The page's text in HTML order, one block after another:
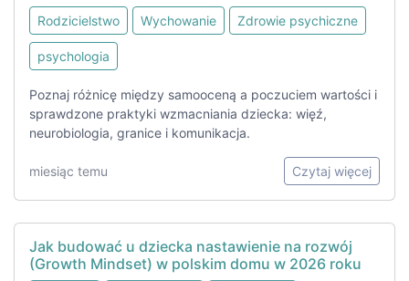
Rodzicielstwo Wychowanie Zdrowie psychiczne
psychologia
Poznaj różnicę między samooceną a poczuciem wartości i
sprawdzone praktyki wzmacniania dziecka: więź,
neurobiologia, granice i komunikacja.
miesiąc temu Czytaj więcej
Jak budować u dziecka nastawienie na rozwój
(Growth Mindset) w polskim domu w 2026 roku